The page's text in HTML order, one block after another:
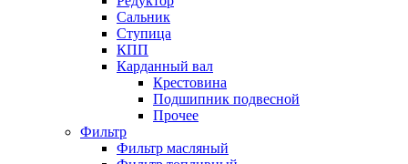
Сальник
Ступица
КПП
Карданный вал
Крестовина
Подшипник подвесной
Прочее
Фильтр
Фильтр масляный